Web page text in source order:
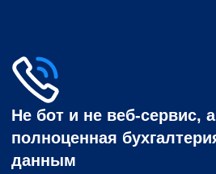
Не бот и не веб-сервис,
полноценная
данным